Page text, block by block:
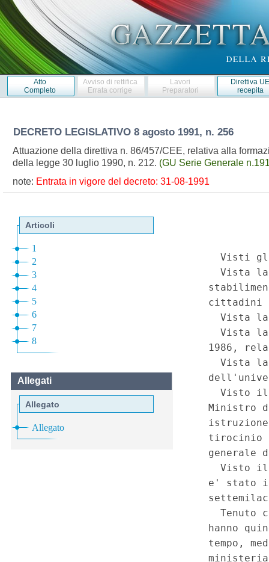
Atto
Completo
Avviso di rettifica
Errata corrige
Lavori
Preparatori
Direttiva
recepita
DECRETO LEGISLATIVO 8 agosto 1991, n. 256
Attuazione della direttiva n. 86/457/CEE, relativa alla
della legge 30 luglio 1990, n. 212. (GU Serie Generale
note: Entrata in vigore del decreto: 31-08-1991